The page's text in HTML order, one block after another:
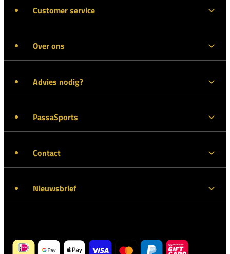
Customer service
Over ons
Advies nodig?
PassaSports
Contact
Nieuwsbrief